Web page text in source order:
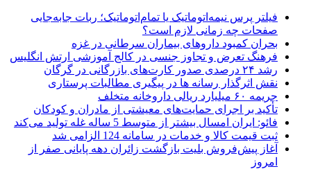
فیلتر پرس نیمه‌اتوماتیک یا تمام‌اتوماتیک؛ ربات جابه‌جایی
صفحات چه زمانی لازم است؟
بحران کمبود دارو‌های بیماران سرطانی در غزه
فرهنگ تعرض و تجاوز جنسی در کالج آموزشی ارتش انگلیس
رشد ۲۴ درصدی صدور کارت‌های بازرگانی در گرگان
نقش اثرگذار رسانه ها در پیگیری مطالبات پرستاری
جریمه ۶۰ میلیارد ریالی داروخانه متخلف
تأکید بر اجرای حمایت‌های معیشتی از مادران و کودکان
فائو: ایران امسال بیشتر از متوسط 5 ساله غله تولید می‌کند
ثبت قیمت کالا و خدمات در سامانه 124 الزامی شد
آغاز پیش‌فروش بلیت بازگشت زائران دهه پایانی صفر از
امروز